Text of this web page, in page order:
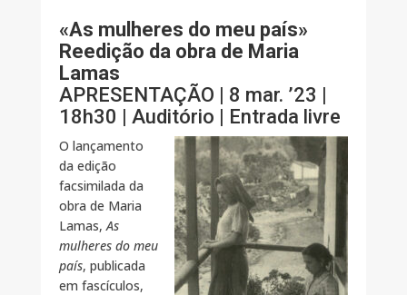
«As mulheres do meu país»
Reedição da obra de Maria
Lamas
APRESENTAÇÃO | 8 mar. ’23 |
18h30 | Auditório | Entrada livre
O lançamento
da edição
facsimilada da
obra de Maria
Lamas,As
mulheres do meu
país, publicada
em fascículos,